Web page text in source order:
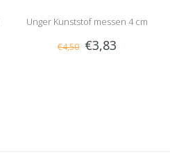
Unger Kunststof messen 4 cm
(10 messen)
€4,50 €3,83